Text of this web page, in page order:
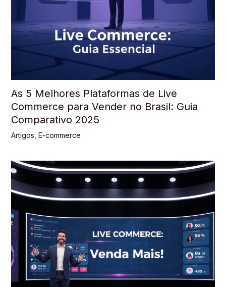
As 5 Melhores Plataformas de Live
Commerce para Vender no Brasil: Guia
Comparativo 2025
Artigos E-commerce